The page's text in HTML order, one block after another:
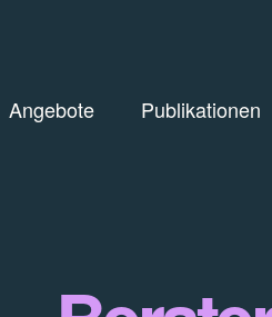
Angebote Publikationen